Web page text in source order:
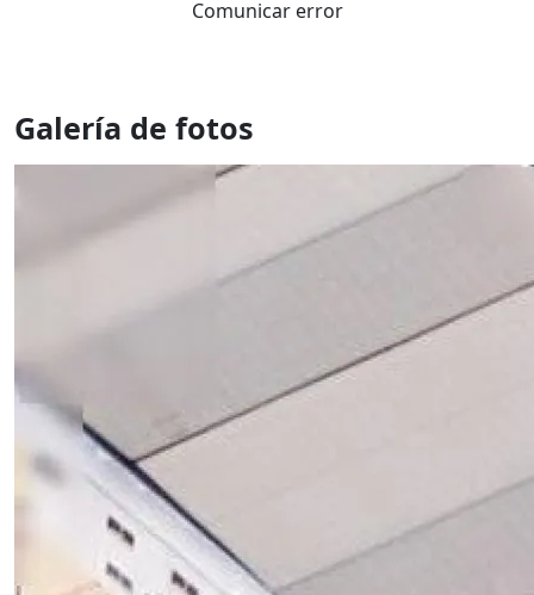
Comunicar error
Galería de fotos